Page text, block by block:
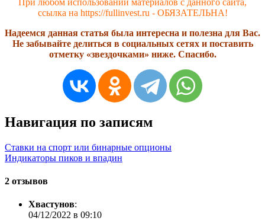
ссылка на https://fullinvest.ru - ОБЯЗАТЕЛЬНА!
Надеемся данная статья была интересна и полезна для Вас.
Не забывайте делиться в социальных сетях и поставить
отметку «звездочками» ниже. Спасибо.
Навигация по записям
Ставки на спорт или бинарные опционы
Индикаторы пиков и впадин
2 отзывов
Хвастунов:
04/12/2022 в 09:10